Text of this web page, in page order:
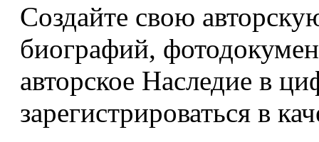
Создайте свою
биографий,
авторское Наследие в
зарегистрироваться в